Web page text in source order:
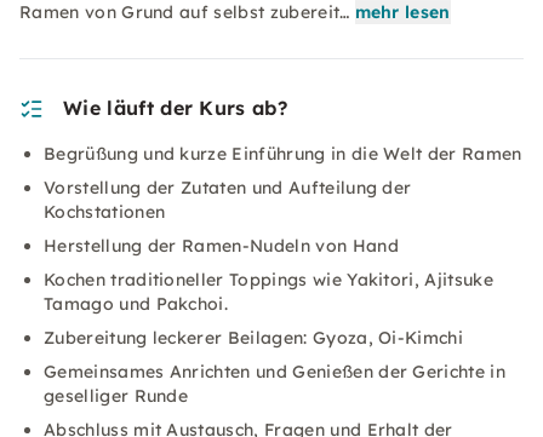
Ramen von Grund auf selbst zubereit… mehr lesen
Wie läuft der Kurs ab?
Begrüßung und kurze Einführung in die Welt der Ramen
Vorstellung der Zutaten und Aufteilung der
Kochstationen
Herstellung der Ramen-Nudeln von Hand
Kochen traditioneller Toppings wie Yakitori, Ajitsuke
Tamago und Pakchoi.
Zubereitung leckerer Beilagen: Gyoza, Oi-Kimchi
Gemeinsames Anrichten und Genießen der Gerichte in
geselliger Runde
Abschluss mit Austausch, Fragen und Erhalt der